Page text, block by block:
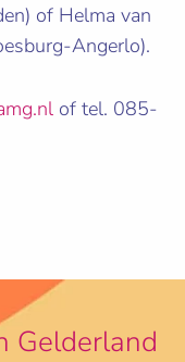
of Helma van
Angerlo).
of tel. 085-
Gelderland